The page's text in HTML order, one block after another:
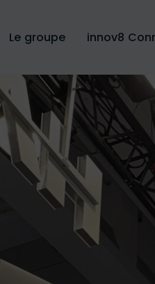
Le groupe innov8